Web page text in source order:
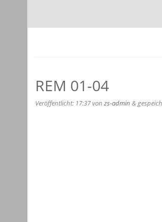
REM 01-04
Veröffentlicht: 17:37von zs-admin &